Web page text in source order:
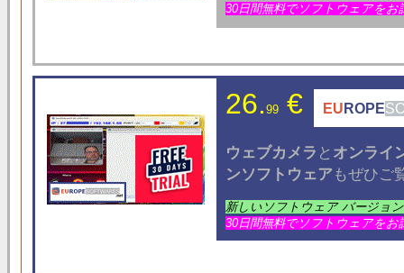
30日間無料でソフトウェアをお
26. 99€ EU ROPE
ウェブカメラ と オンライ
ンソフトウェアもぜひご
新しいソフトウェア バージョ
30日間無料でソフトウェアをお